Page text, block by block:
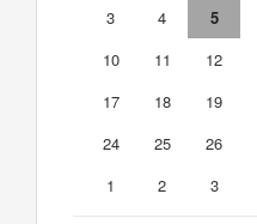
3
4 5
10
11 12
17
18 19
24
25 26
1
2 3